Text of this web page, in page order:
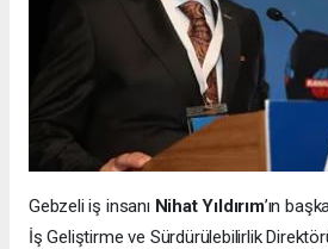
Gebzeli iş insanı Nihat Yıldırım’ın
İş Geliştirme ve Sürdürülebilirlik